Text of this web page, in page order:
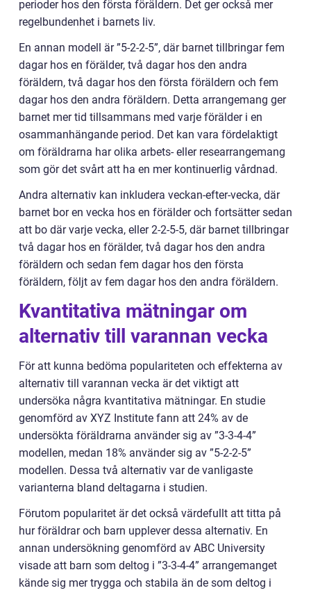
perioder hos den första föräldern. Det ger också mer
regelbundenhet i barnets liv.
En annan modell är ”5-2-2-5”, där barnet tillbringar fem
dagar hos en förälder, två dagar hos den andra
föräldern, två dagar hos den första föräldern och fem
dagar hos den andra föräldern. Detta arrangemang ger
barnet mer tid tillsammans med varje förälder i en
osammanhängande period. Det kan vara fördelaktigt
om föräldrarna har olika arbets- eller researrangemang
som gör det svårt att ha en mer kontinuerlig vårdnad.
Andra alternativ kan inkludera veckan-efter-vecka, där
barnet bor en vecka hos en förälder och fortsätter sedan
att bo där varje vecka, eller 2-2-5-5, där barnet tillbringar
två dagar hos en förälder, två dagar hos den andra
föräldern och sedan fem dagar hos den första
föräldern, följt av fem dagar hos den andra föräldern.
Kvantitativa mätningar om
alternativ till varannan vecka
För att kunna bedöma populariteten och effekterna av
alternativ till varannan vecka är det viktigt att
undersöka några kvantitativa mätningar. En studie
genomförd av XYZ Institute fann att 24% av de
undersökta föräldrarna använder sig av ”3-3-4-4”
modellen, medan 18% använder sig av ”5-2-2-5”
modellen. Dessa två alternativ var de vanligaste
varianterna bland deltagarna i studien.
Förutom popularitet är det också värdefullt att titta på
hur föräldrar och barn upplever dessa alternativ. En
annan undersökning genomförd av ABC University
visade att barn som deltog i ”3-3-4-4” arrangemanget
kände sig mer trygga och stabila än de som deltog i